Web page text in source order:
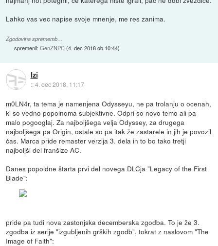
Lahko vas vec napise svoje mnenje, me res zanima.
Zgodovina sprememb…
spremenil:GenZNPC(4. dec 2018 ob 10:44)
Izi
::4. dec 2018, 11:17
m0LN4r, ta tema je namenjena Odysseyu, ne pa trolanju o ocenah,
ki so vedno popolnoma subjektivne. Odpri so novo temo ali pa
malo pogooglaj. Za najboljšega velja Odyssey, za drugega
najboljšega pa Origin, ostale so pa itak že zastarele in jih je povozil
čas. Marca pride remaster verzija 3. dela in to bo tako tretji
najboljši del franšize AC.
Danes popoldne štarta prvi del novega DLCja "Legacy of the First
Blade":
pride pa tudi nova zastonjska decemberska zgodba. To je že 3.
zgodba iz serije "izgubljenih grških zgodb", tokrat z naslovom "The
Image of Faith":